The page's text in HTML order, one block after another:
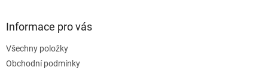
Informace pro vás
Všechny položky
Obchodní podmínky